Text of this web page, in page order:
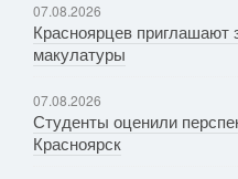
07.08.2026
Красноярцев приглашают
макулатуры
07.08.2026
Студенты оценили
Красноярск